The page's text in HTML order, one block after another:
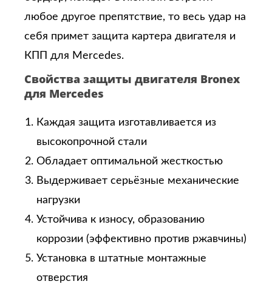
любое другое препятствие, то весь удар на
себя примет защита картера двигателя и
КПП для Mercedes.
Свойства защиты двигателя Bronex
для Mercedes
Каждая защита изготавливается из
высокопрочной стали
Обладает оптимальной жесткостью
Выдерживает серьёзные механические
нагрузки
Устойчива к износу, образованию
коррозии (эффективно против ржавчины)
Установка в штатные монтажные
отверстия